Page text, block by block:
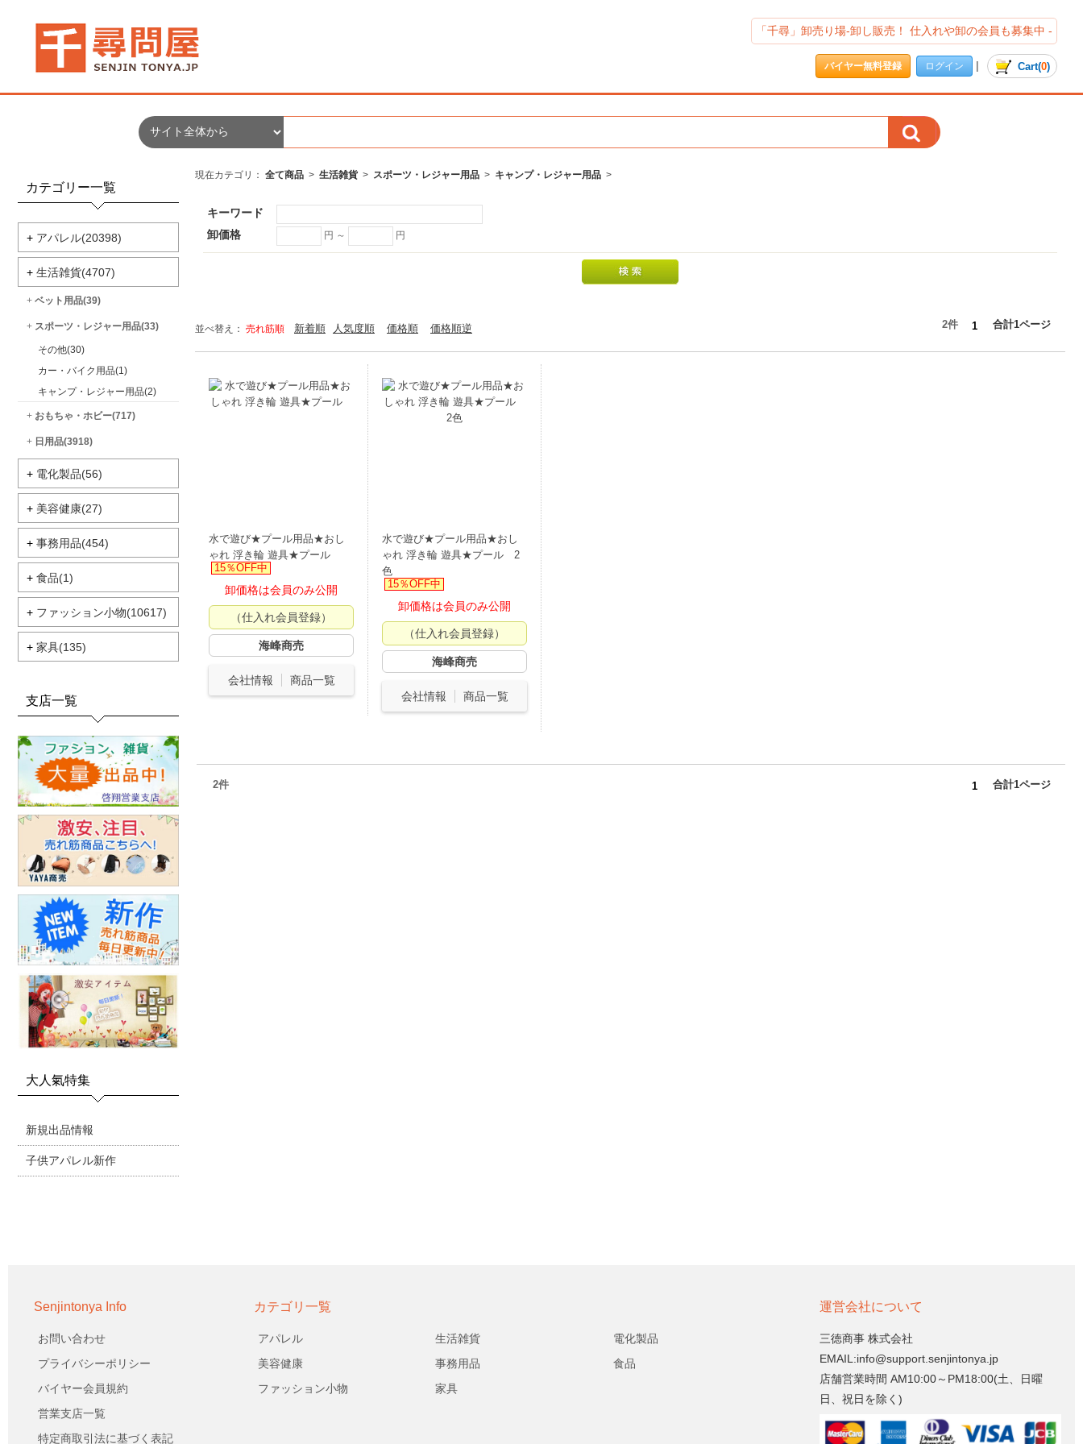
「千尋」卸売り場-卸し販売！ 仕入れや卸の会員も募集中 -
Cart(0)
バイヤー無料登録 ログイン |
カテゴリー一覧
+ アパレル(20398)
+ 生活雑貨(4707)
+ ベット用品(39)
+ スポーツ・レジャー用品(33)
その他(30)
カー・バイク用品(1)
キャンプ・レジャー用品(2)
+ おもちゃ・ホビー(717)
+ 日用品(3918)
+ 電化製品(56)
+ 美容健康(27)
+ 事務用品(454)
+ 食品(1)
+ ファッション小物(10617)
+ 家具(135)
支店一覧
大人氣特集
新規出品情報
子供アパレル新作
現在カテゴリ： 全て商品 > 生活雑貨 > スポーツ・レジャー用品 > キャンプ・レジャー用品 >
キーワード
卸価格
円 ～ 円
2件 1 合計1ページ
並べ替え： 売れ筋順 新着順 人気度順 価格順 価格順逆
水で遊び★プール用品★おし
ゃれ 浮き輪 遊具★プール
15％OFF中
卸価格は会員のみ公開
（仕入れ会員登録）
海峰商売
会社情報 商品一覧
水で遊び★プール用品★おし
ゃれ 浮き輪 遊具★プール 2
色
15％OFF中
卸価格は会員のみ公開
（仕入れ会員登録）
海峰商売
会社情報 商品一覧
2件 1 合計1ページ
Senjintonya Info
お問い合わせ
プライバシーポリシー
バイヤー会員規約
営業支店一覧
特定商取引法に基づく表記
カテゴリ一覧
アパレル 生活雑貨
電化製品
美容健康
事務用品
食品
ファッション小物
家具
運営会社について
三徳商事 株式会社
EMAIL:info@support.senjintonya.jp
店舗営業時間 AM10:00～PM18:00(土、日曜
日、祝日を除く)